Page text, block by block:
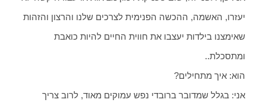
יעזרו, האשמה, ההכשה הפנימית לצרכים שלנו והרצון והזהות
שאימצנו בילדות יעצבו את חווית החיים להיות כואבת
ומתסכלת..
הוא: איך מתחילים?
אני: בגלל שמדובר ברובדי נפש עמוקים מאוד, לרוב צריך